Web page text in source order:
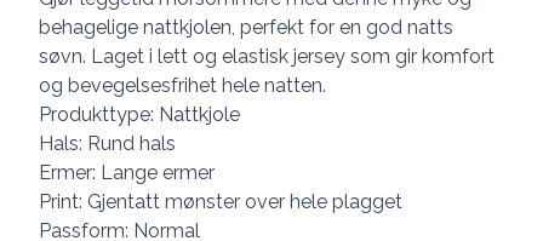
behagelige nattkjolen, perfekt for en god natts
søvn. Laget i lett og elastisk jersey som gir komfort
og bevegelsesfrihet hele natten.
Produkttype: Nattkjole
Hals: Rund hals
Ermer: Lange ermer
Print: Gjentatt mønster over hele plagget
Passform: Normal